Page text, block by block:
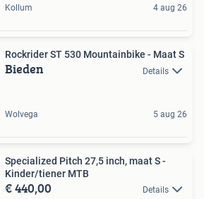
Kollum 4 aug 26
Rockrider ST 530 Mountainbike - Maat S
Bieden Details
Wolvega 5 aug 26
Specialized Pitch 27,5 inch, maat S -
Kinder/tiener MTB
€ 440,00 Details